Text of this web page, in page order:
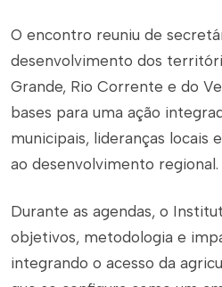
O encontro reuniu de
desenvolvimento dos
Grande, Rio Corrente e do
bases para uma ação
municipais, lideranças locais
ao desenvolvimento regional.
Durante as agendas, o
objetivos, metodologia e
integrando o acesso da